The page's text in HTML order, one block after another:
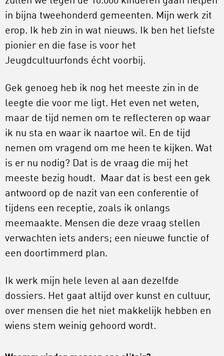
in bijna tweehonderd gemeenten. Mijn werk zit
erop. Ik heb zin in wat nieuws. Ik ben het liefste
pionier en die fase is voor het
Jeugdcultuurfonds écht voorbij.
Gek genoeg heb ik nog het meeste zin in de
leegte die voor me ligt. Het even net weten,
maar de tijd nemen om te reflecteren op waar
ik nu sta en waar ik naartoe wil. En de tijd
nemen om vragend om me heen te kijken. Wat
is er nu nodig? Dat is de vraag die mij het
meeste bezig houdt. Maar dat is best een gek
antwoord op de nazit van een conferentie of
tijdens een receptie, zoals ik onlangs
meemaakte. Mensen die deze vraag stellen
verwachten iets anders; een nieuwe functie of
een doortimmerd plan.
Ik werk mijn hele leven al aan dezelfde
dossiers. Het gaat altijd over kunst en cultuur,
over mensen die het niet makkelijk hebben en
wiens stem weinig gehoord wordt.